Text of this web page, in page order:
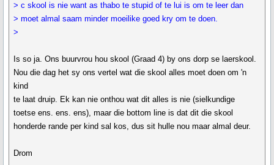
> c skool is nie want as thabo te stupid of te lui is om te leer dan
> moet almal saam minder moeilike goed kry om te doen.
>
Is so ja. Ons buurvrou hou skool (Graad 4) by ons dorp se laerskool.
Nou die dag het sy ons vertel wat die skool alles moet doen om 'n
kind
te laat druip. Ek kan nie onthou wat dit alles is nie (sielkundige
toetse ens. ens. ens), maar die bottom line is dat dit die skool
honderde rande per kind sal kos, dus sit hulle nou maar almal deur.
Drom